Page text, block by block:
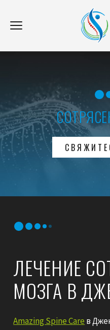
ЛЕЧЕНИЕ
МОЗГА В
Amazing Spine Care в